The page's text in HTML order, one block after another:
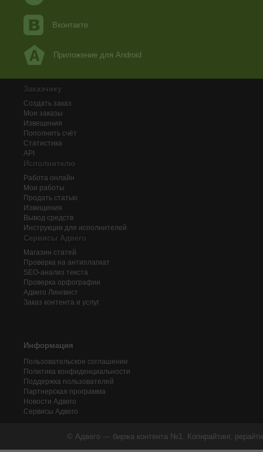
Вконтакте
Приложение для Android
Заказчику
Создать заказ
Мои заказы
Извещения
Пополнить счёт
Статистика
API
Исполнителю
Работа онлайн
Мои работы
Продать статью
Извещения
Вывод средств
Инструкции для исполнителей
Сервисы Адвего
Магазин статей
Проверка на антиплагиат
SEO-анализ текста
Проверка орфографии
Адвего Лингвист
Заказ контента и услуг
Информация
Пользовательское соглашение
Политика конфиденциальности
Поддержка пользователей
Партнерская программа
Новости Адвего
Сервисы Адвего
© Адвего — биржа контента №1. Копирайтинг,